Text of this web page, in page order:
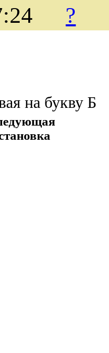
?
на букву Б